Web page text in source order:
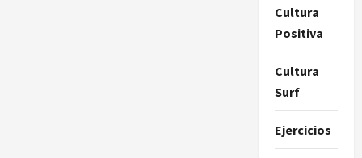
Cultura
Positiva
Cultura
Surf
Ejercicios